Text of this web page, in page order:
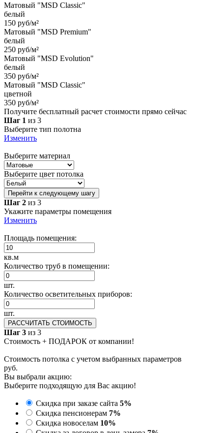
Матовый "MSD Classic"
белый
150 руб/м²
Матовый "MSD Premium"
белый
250 руб/м²
Матовый "MSD Evolution"
белый
350 руб/м²
Матовый "MSD Classic"
цветной
350 руб/м²
Получите бесплатный расчет стоимости прямо сейчас
Шаг 1 из 3
Выберите тип полотна
Изменить
Выберите материал
Выберите цвет потолка
Перейти к следующему шагу
Шаг 2 из 3
Укажите параметры помещения
Изменить
Площадь помещения:
кв.м
Количество труб в помещении:
шт.
Количество осветительных приборов:
шт.
РАССЧИТАТЬ СТОИМОСТЬ
Шаг 3 из 3
Стоимость + ПОДАРОК от компании!
Стоимость потолка с учетом выбранных параметров
руб.
Вы выбрали акцию:
Выберите подходящую для Вас акцию!
Скидка при заказе сайта 5%
Скидка пенсионерам 7%
Скидка новоселам 10%